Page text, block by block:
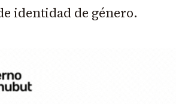
identidad de género.